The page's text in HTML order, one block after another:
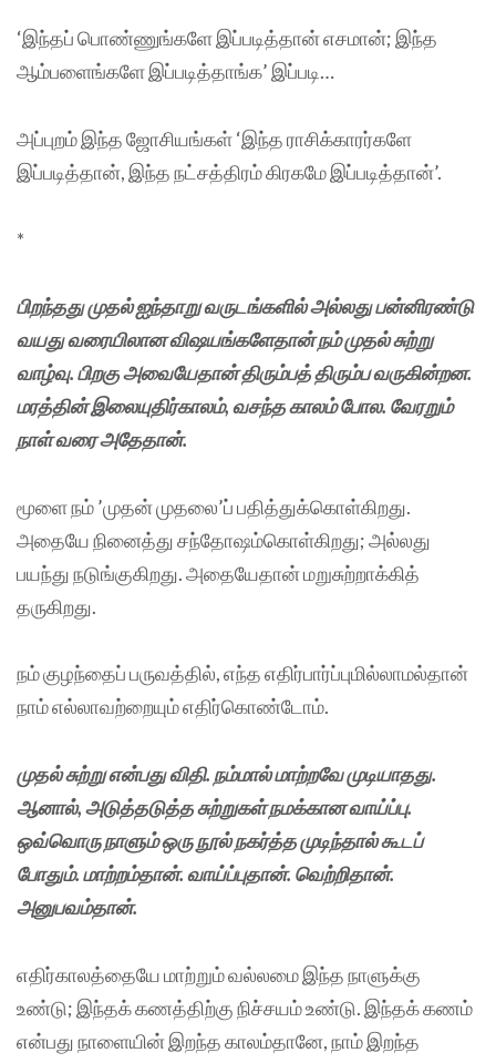
‘இந்தப் பொண்ணுங்களே இப்படித்தான் எசமான்; இந்த
ஆம்பளைங்களே இப்படித்தாங்க’ இப்படி…
அப்புறம் இந்த ஜோசியங்கள் ‘இந்த ராசிக்காரர்களே
இப்படித்தான், இந்த நட்சத்திரம் கிரகமே இப்படித்தான்’.
*
பிறந்தது முதல் ஐந்தாறு வருடங்களில் அல்லது பன்னிரண்டு
வயது வரையிலான விஷயங்களேதான் நம் முதல் சுற்று
வாழ்வு. பிறகு அவையேதான் திரும்பத் திரும்ப வருகின்றன.
மரத்தின் இலையுதிர்காலம், வசந்த காலம் போல. வேரறும்
நாள் வரை அதேதான்.
மூளை நம் ’முதன் முதலை’ப் பதித்துக்கொள்கிறது.
அதையே நினைத்து சந்தோஷம்கொள்கிறது; அல்லது
பயந்து நடுங்குகிறது. அதையேதான் மறுசுற்றாக்கித்
தருகிறது.
நம் குழந்தைப் பருவத்தில், எந்த எதிர்பார்ப்புமில்லாமல்தான்
நாம் எல்லாவற்றையும் எதிர்கொண்டோம்.
முதல் சுற்று என்பது விதி. நம்மால் மாற்றவே முடியாதது.
ஆனால், அடுத்தடுத்த சுற்றுகள் நமக்கான வாய்ப்பு.
ஒவ்வொரு நாளும் ஒரு நூல் நகர்த்த முடிந்தால் கூடப்
போதும். மாற்றம்தான். வாய்ப்புதான். வெற்றிதான்.
அனுபவம்தான்.
எதிர்காலத்தையே மாற்றும் வல்லமை இந்த நாளுக்கு
உண்டு; இந்தக் கணத்திற்கு நிச்சயம் உண்டு. இந்தக் கணம்
என்பது நாளையின் இறந்த காலம்தானே, நாம் இறந்த